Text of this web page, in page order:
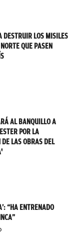
DESTRUIR LOS MISILES
QUE PASEN
AL BANQUILLO A
POR LA
LAS OBRAS DEL
“HA ENTRENADO